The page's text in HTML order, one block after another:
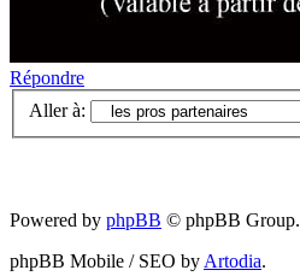
Répondre
Aller à:
Powered by phpBB © phpBB Group.
phpBB Mobile / SEO by Artodia.